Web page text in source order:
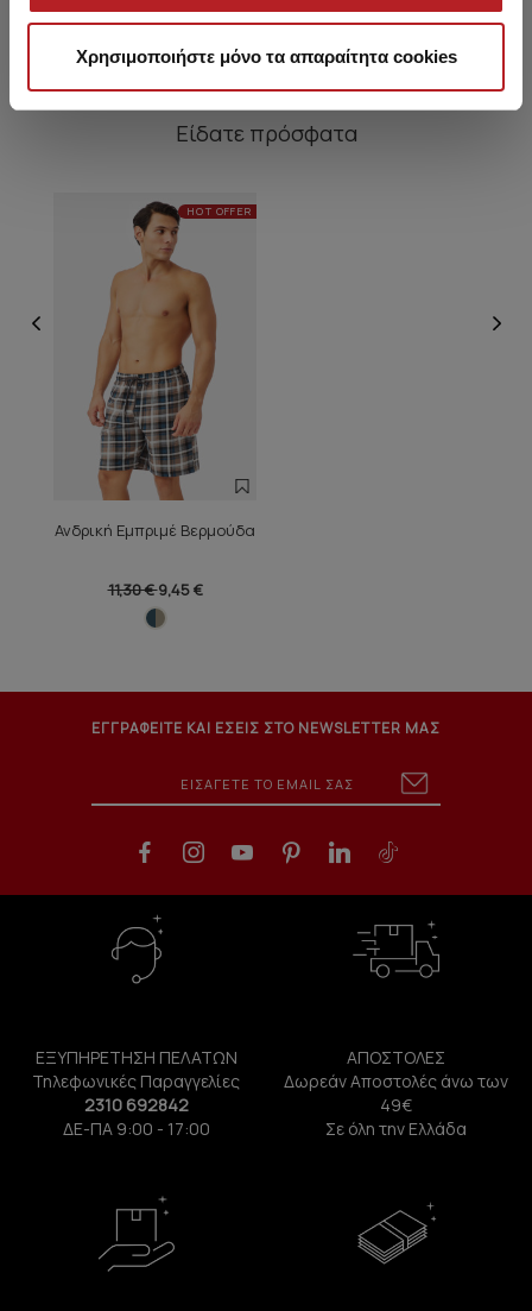
Χρησιμοποιήστε μόνο τα απαραίτητα cookies
Είδατε πρόσφατα
HOT OFFER
Ανδρική Εμπριμέ Βερμούδα
11,30 €9,45 €
ΕΓΓΡΑΦΕΙΤΕ ΚΑΙ ΕΣΕΙΣ ΣΤΟ NEWSLETTER ΜΑΣ
ΕΞΥΠΗΡΕΤΗΣΗ ΠΕΛΑΤΩΝ
Τηλεφωνικές Παραγγελίες
2310 692842
ΔΕ-ΠΑ 9:00 - 17:00
ΑΠΟΣΤΟΛΕΣ
Δωρεάν Αποστολές άνω των
49€
Σε όλη την Ελλάδα